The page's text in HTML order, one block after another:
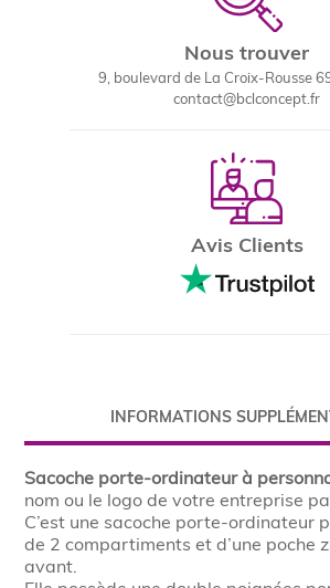
Nous trouver
9, boulevard de La Croix-Rousse
contact@bclconcept.fr
Avis Clients
INFORMATIONS
Sacoche porte-ordinateur à
nom ou le logo de votre entreprise
C’est une sacoche porte-ordinateur
de 2 compartiments et d’une poche
avant.